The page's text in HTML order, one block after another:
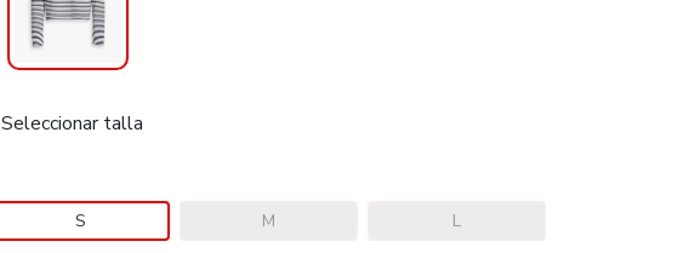
Seleccionar talla
S M L